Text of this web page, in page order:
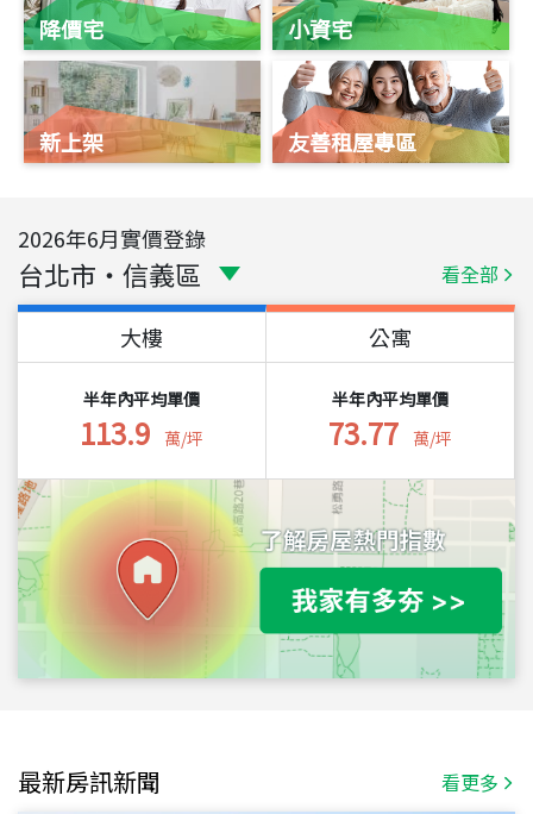
降價宅
新上架
小資宅
友善租屋專區
2026年6月實價登錄
台北市 ・ 信義區 看全部
大樓
半年內平均單價
113.9 萬/坪
公寓
半年內平均單價
73.77 萬/坪
最新房訊新聞 看更多